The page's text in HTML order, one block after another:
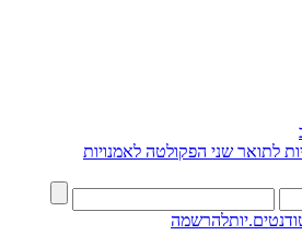
לתואר שני הפקולטה לאמנויות
להרשמה